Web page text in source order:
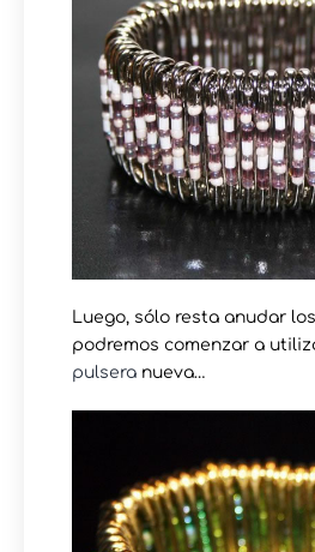
Luego, sólo resta anudar
podremos comenzar a
pulsera nueva…